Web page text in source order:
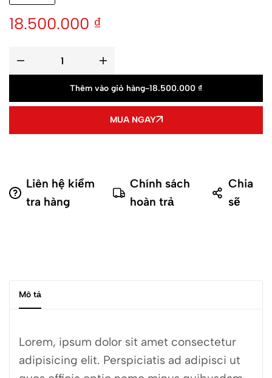
18.500.000 ₫
Thêm vào giỏ hàng-18.500.000 ₫
MUA NGAY
Liên hệ kiểm
tra hàng
Chính sách
hoàn trả
Chia
sẽ
Mô tả
Lorem, ipsum dolor sit amet consectetur
adipisicing elit. Perspiciatis ad adipisci ut